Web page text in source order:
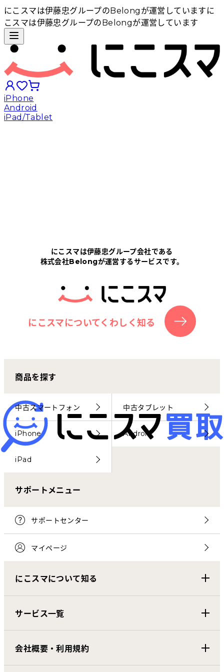
にこスマは伊藤忠グループのBelongが運営しています に
こスマは伊藤忠グループのBelongが運営しています
iPhone
Android
iPad/Tablet
にこスマについて
サポートセンター
お客さまの声
にこスマ通信
マイページ
にこスマは伊藤忠グループ会社である
株式会社Belongが運営するサービスです。
にこスマについてくわしく知る
商品を探す
中古スマートフォン 中古タブレット
iPhone Android
iPad
サポートメニュー
サポートセンター
マイページ
にこスマについて知る
サービス一覧
会社概要・利用規約